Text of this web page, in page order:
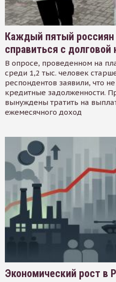
Каждый пятый
справиться с долговой
В опросе, проведенном на
среди 1,2 тыс. человек
респондентов заявили, что
кредитные задолженности.
вынуждены тратить на
ежемесячного доход
Экономический рост в